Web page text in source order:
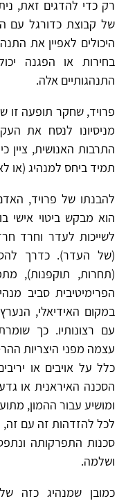
רק כדי להדגים זאת,
של קבוצת כדורגל עם
היכולים לאפיין את
בחירות או הפגנה
התנהגותיים אלה.
פרויד, שחקר תופעה זו
מניסיונו לנסח את
התרבות האנושית, ציין
תמיד ביחס למנהיג (או
להבנתו של פרויד,
הוא מבקש ביטוי אישי
לשייכות לעדר וחרד
(של העדר). כדרך
(תחרות, תוקפנות),
הפרימיטיבית סביב
במקום האידיאלי,
עם רצונותיו. כך
עצמה מפני היצריות
כלל על אויבים או
הסכנה האיראנית או
ומושיע עבור ההמון,
לכל להזדהות זה עם
סכנות התפרקותה
ושלמה.
כמובן שמנהיג כזה